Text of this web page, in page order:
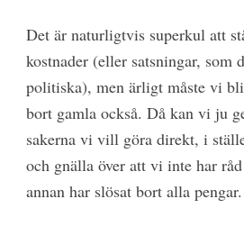
Det är naturligtvis superkul att
kostnader (eller satsningar, som
politiska), men ärligt måste vi
bort gamla också. Då kan vi ju
sakerna vi vill göra direkt, i
och gnälla över att vi inte har
annan har slösat bort alla pengar.